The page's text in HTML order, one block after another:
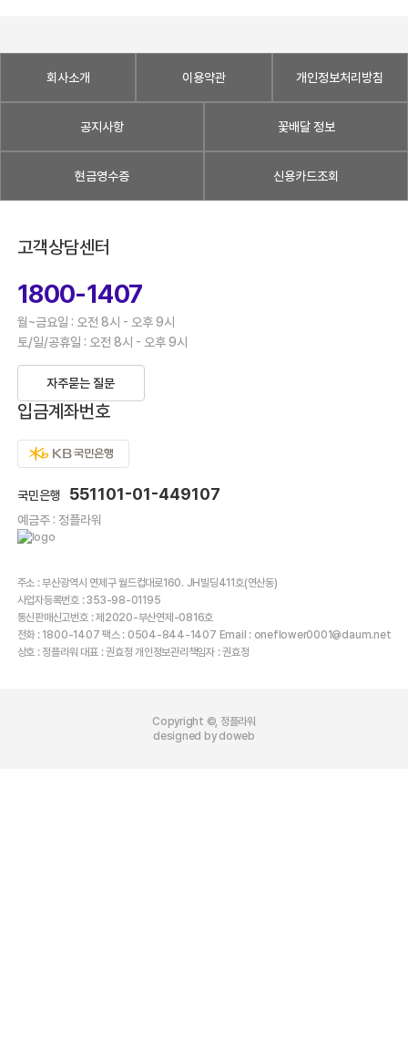
회사소개 이용약관 개인정보처리방침
공지사항 꽃배달 정보
현금영수증 신용카드조회
고객상담센터
1800-1407
월~금요일 : 오전 8시 - 오후 9시
토/일/공휴일 : 오전 8시 - 오후 9시
자주묻는 질문
입금계좌번호
국민은행 551101-01-449107
예금주 : 정플라워
주소 : 부산광역시 연제구 월드컵대로160. JH빌딩411호(연산동)
사업자등록번호 : 353-98-01195
통신판매신고번호 : 제2020-부산연제-0816호
전화 : 1800-1407 팩스 : 0504-844-1407 Email : oneflower0001@daum.net
상호 : 정플라워 대표 : 권효정 개인정보관리책임자 : 권효정
Copyright ©, 정플라워
designed by doweb